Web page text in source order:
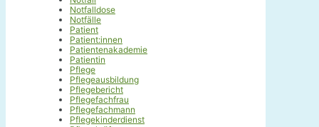
Notfalldose
Notfälle
Patient
Patient:innen
Patientenakademie
Patientin
Pflege
Pflegeausbildung
Pflegebericht
Pflegefachfrau
Pflegefachmann
Pflegekinderdienst